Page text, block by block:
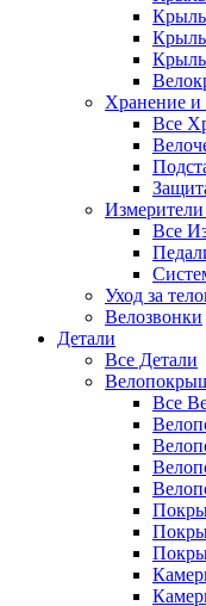
Хранение и
Все
Все
Уход за
Велозвонки
Детали
Все Детали
Все